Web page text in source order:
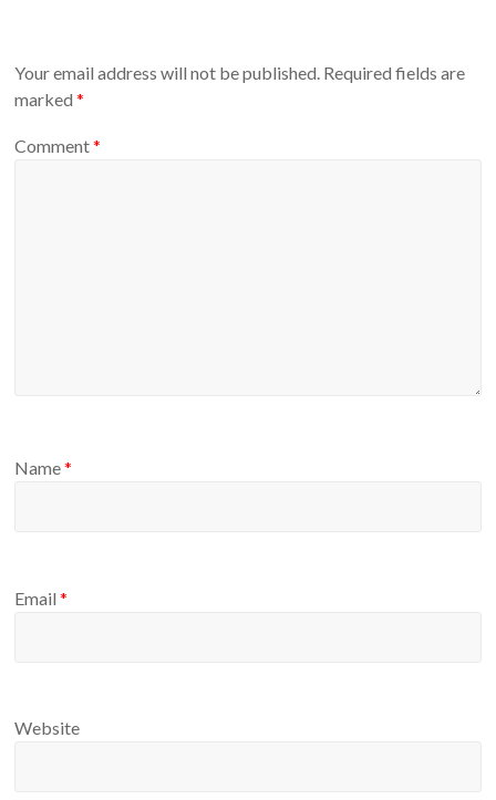
Your email address will not be published. Required fields are
marked*
Comment*
Name*
Email*
Website